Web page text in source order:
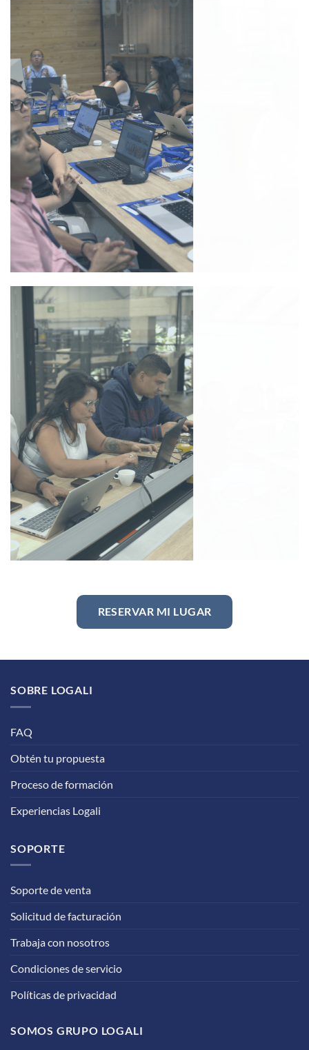
RESERVAR MI LUGAR
SOBRE LOGALI
FAQ
Obtén tu propuesta
Proceso de formación
Experiencias Logali
SOPORTE
Soporte de venta
Solicitud de facturación
Trabaja con nosotros
Condiciones de servicio
Políticas de privacidad
SOMOS GRUPO LOGALI